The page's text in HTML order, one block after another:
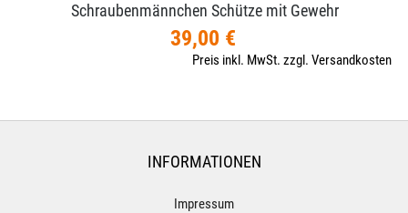
Schraubenmännchen Schütze mit Gewehr
39,00 €
Preis inkl. MwSt. zzgl. Versandkosten
INFORMATIONEN
Impressum